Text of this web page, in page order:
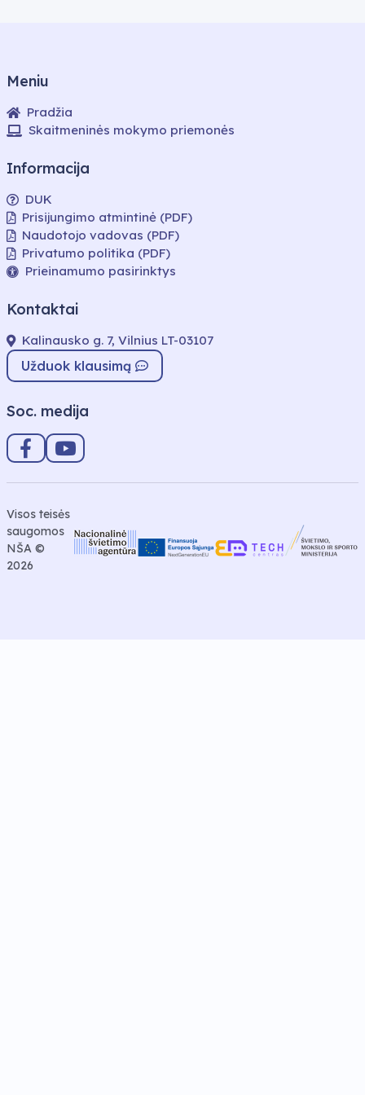
Meniu
Pradžia
Skaitmeninės mokymo priemonės
Informacija
DUK
Prisijungimo atmintinė (PDF)
Naudotojo vadovas (PDF)
Privatumo politika (PDF)
Prieinamumo pasirinktys
Kontaktai
Kalinausko g. 7, Vilnius LT-03107
Užduok klausimą
Soc. medija
Visos teisės
saugomos
NŠA ©
2026